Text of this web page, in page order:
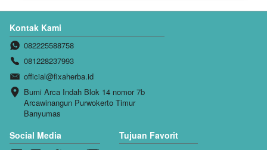
Kontak Kami
082225588758
081228237993
official@fixaherba.id
Bumi Arca Indah Blok 14 nomor 7b
Arcawinangun Purwokerto Timur
Banyumas
Social Media Tujuan Favorit